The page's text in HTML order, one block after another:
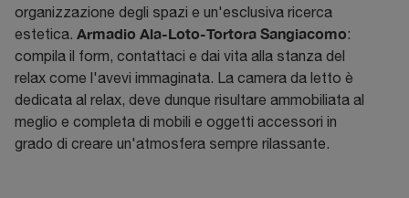
organizzazione degli spazi e un'esclusiva ricerca
estetica. Armadio Ala-Loto-Tortora Sangiacomo:
compila il form, contattaci e dai vita alla stanza del
relax come l'avevi immaginata. La camera da letto è
dedicata al relax, deve dunque risultare ammobiliata al
meglio e completa di mobili e oggetti accessori in
grado di creare un'atmosfera sempre rilassante.